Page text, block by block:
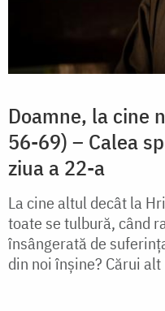
Doamne, la cine
56-69) – Calea
ziua a 22-a
La cine altul decât la
toate se tulbură, când
însângerată de
din noi înșine? Cărui